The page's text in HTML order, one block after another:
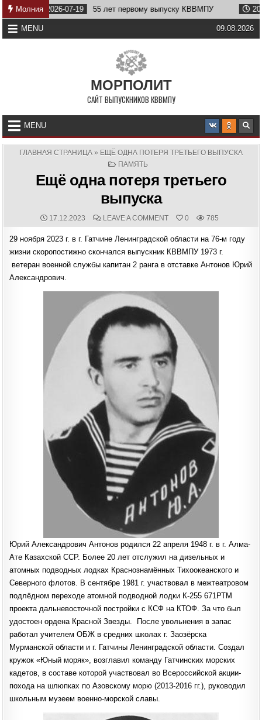
Skip
to
content
Молния
2026-07-19 55 лет первому выпуску КВВМПУ 2026-07-07
MENU 09.08.2026
МОРПОЛИТ
САЙТ ВЫПУСКНИКОВ КВВМПУ
MENU
ГЛАВНАЯ СТРАНИЦА » ЕЩЁ ОДНА ПОТЕРЯ ТРЕТЬЕГО ВЫПУСКА
POSTED
ПАМЯТЬ
Ещё одна потеря третьего
выпуска
PUBLISHED
DATE:
17.12.2023 COMMENTS:
LEAVE A COMMENTON
ЕЩЁ
ПОТЕРЯ
ВЫПУСКА
0 785
29 ноября 2023 г. в г. Гатчине Ленинградской области на 76-м году
жизни скоропостижно скончался выпускник КВВМПУ 1973 г.
ветеран военной службы капитан 2 ранга в отставке Антонов Юрий
Александрович.
Юрий Александрович Антонов родился 22 апреля 1948 г. в г. Алма-
Ате Казахской ССР. Более 20 лет отслужил на дизельных и
атомных подводных лодках Краснознамённых Тихоокеанского и
Северного флотов. В сентябре 1981 г. участвовал в межтеатровом
подлёдном переходе атомной подводной лодки К-255 671РТМ
проекта дальневосточной постройки с КСФ на КТОФ. За что был
удостоен ордена Красной Звезды. После увольнения в запас
работал учителем ОБЖ в средних школах г. Заозёрска
Мурманской области и г. Гатчины Ленинградской области. Создал
кружок «Юный моряк», возглавил команду Гатчинских морских
кадетов, в составе которой участвовал во Всероссийской акции-
похода на шлюпках по Азовскому морю (2013-2016 гг.), руководил
школьным музеем военно-морской славы.